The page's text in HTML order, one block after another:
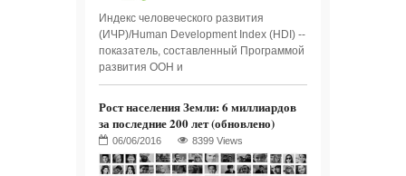
Индекс человеческого развития
(ИЧР)/Human Development Index (HDI) --
показатель, составленный Программой
развития ООН и
Рост населения Земли: 6 миллиардов
за последние 200 лет (обновлено)
8399 Views